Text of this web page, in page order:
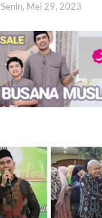
Senin, Mei 29, 2023